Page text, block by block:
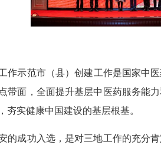
示范市（县）创建工作是国家中医
带面，全面提升基层中医药服务能
夯实健康中国建设的基层根基。
成功入选，是对三地工作的充分肯